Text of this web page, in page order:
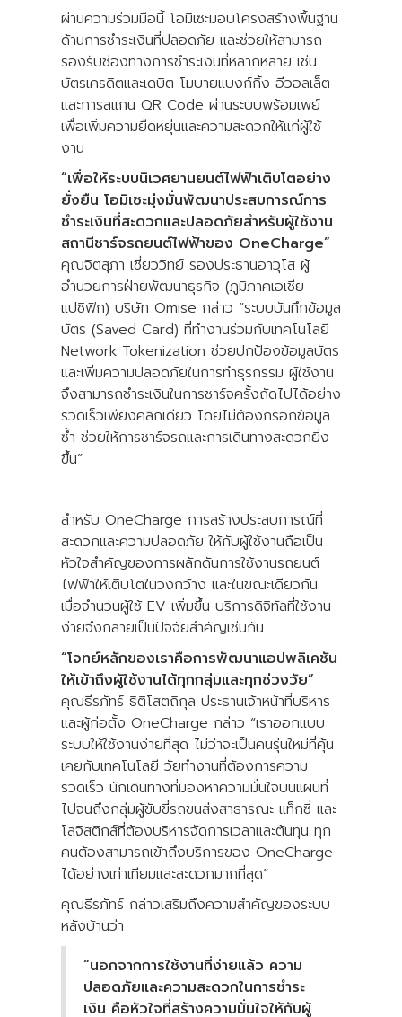
ผ่านความร่วมมือนี้ โอมิเซะมอบโครงสร้างพื้นฐาน
ด้านการชำระเงินที่ปลอดภัย และช่วยให้สามารถ
รองรับช่องทางการชำระเงินที่หลากหลาย เช่น
บัตรเครดิตและเดบิต โมบายแบงก์กิ้ง อีวอลเล็ต
และการสแกน QR Code ผ่านระบบพร้อมเพย์
เพื่อเพิ่มความยืดหยุ่นและความสะดวกให้แก่ผู้ใช้
งาน
“เพื่อให้ระบบนิเวศยานยนต์ไฟฟ้าเติบโตอย่าง
ยั่งยืน โอมิเซะมุ่งมั่นพัฒนาประสบการณ์การ
ชำระเงินที่สะดวกและปลอดภัยสำหรับผู้ใช้งาน
สถานีชาร์จรถยนต์ไฟฟ้าของ OneCharge”
คุณจิตสุภา เชี่ยววิทย์ รองประธานอาวุโส ผู้
อำนวยการฝ่ายพัฒนาธุรกิจ (ภูมิภาคเอเชีย
แปซิฟิก) บริษัท Omise กล่าว “ระบบบันทึกข้อมูล
บัตร (Saved Card) ที่ทำงานร่วมกับเทคโนโลยี
Network Tokenization ช่วยปกป้องข้อมูลบัตร
และเพิ่มความปลอดภัยในการทำธุรกรรม ผู้ใช้งาน
จึงสามารถชำระเงินในการชาร์จครั้งถัดไปได้อย่าง
รวดเร็วเพียงคลิกเดียว โดยไม่ต้องกรอกข้อมูล
ซ้ำ ช่วยให้การชาร์จรถและการเดินทางสะดวกยิ่ง
ขึ้น”
สำหรับ OneCharge การสร้างประสบการณ์ที่
สะดวกและความปลอดภัย ให้กับผู้ใช้งานถือเป็น
หัวใจสำคัญของการผลักดันการใช้งานรถยนต์
ไฟฟ้าให้เติบโตในวงกว้าง และในขณะเดียวกัน
เมื่อจำนวนผู้ใช้ EV เพิ่มขึ้น บริการดิจิทัลที่ใช้งาน
ง่ายจึงกลายเป็นปัจจัยสำคัญเช่นกัน
“โจทย์หลักของเราคือการพัฒนาแอปพลิเคชัน
ให้เข้าถึงผู้ใช้งานได้ทุกกลุ่มและทุกช่วงวัย”
คุณธีรภัทร์ ธิติโสตถิกุล ประธานเจ้าหน้าที่บริหาร
และผู้ก่อตั้ง OneCharge กล่าว “เราออกแบบ
ระบบให้ใช้งานง่ายที่สุด ไม่ว่าจะเป็นคนรุ่นใหม่ที่คุ้น
เคยกับเทคโนโลยี วัยทำงานที่ต้องการความ
รวดเร็ว นักเดินทางที่มองหาความมั่นใจบนแผนที่
ไปจนถึงกลุ่มผู้ขับขี่รถขนส่งสาธารณะ แท็กซี่ และ
โลจิสติกส์ที่ต้องบริหารจัดการเวลาและต้นทุน ทุก
คนต้องสามารถเข้าถึงบริการของ OneCharge
ได้อย่างเท่าเทียมและสะดวกมากที่สุด”
คุณธีรภัทร์ กล่าวเสริมถึงความสำคัญของระบบ
หลังบ้านว่า
“นอกจากการใช้งานที่ง่ายแล้ว ความ
ปลอดภัยและความสะดวกในการชำระ
เงิน คือหัวใจที่สร้างความมั่นใจให้กับผู้